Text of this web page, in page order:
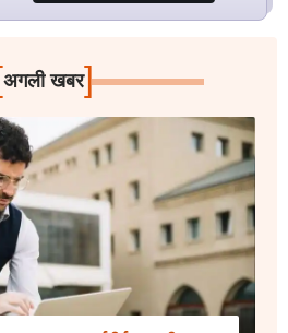
अगली खबर]